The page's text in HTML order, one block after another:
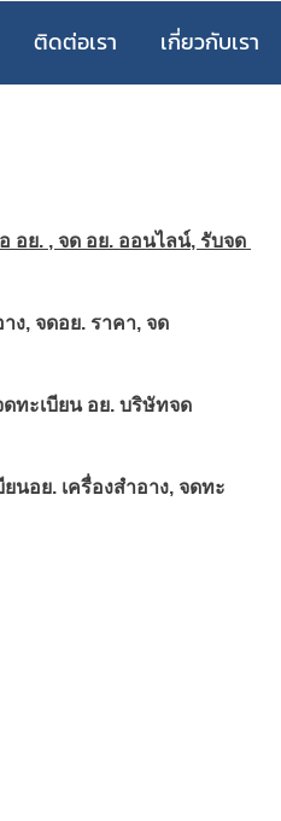
ติดต่อเรา เกี่ยวกับเรา
อย. , จด อย. ออนไลน์, รับจด
ง, จดอย. ราคา, จด
ทะเบียน อย. บริษัทจด
นอย. เครื่องสำอาง, จดทะ